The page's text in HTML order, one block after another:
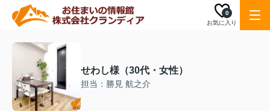
お気に入り
0
せわし様（30代・女性）
担当：勝見 航之介